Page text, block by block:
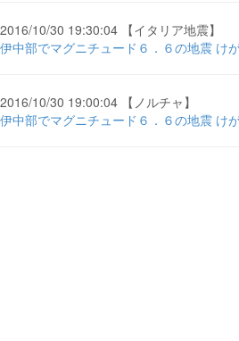
2016/10/30 19:30:04 【イタリア地震】
伊中部でマグニチュード６．６の地震 け
2016/10/30 19:00:04 【ノルチャ】
伊中部でマグニチュード６．６の地震 け